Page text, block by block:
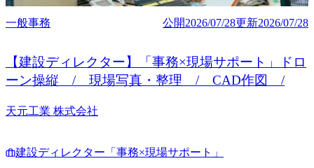
一般事務 公開2026/07/28更新2026/07/28
【建設ディレクター】「事務×現場サポート」ドロ
ーン操縦 / 現場写真・整理 / CAD作図 /
天元工業 株式会社
建設ディレクター「事務×現場サポート」